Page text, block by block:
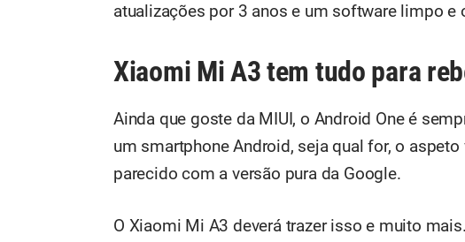
atualizações por 3 anos e um software limpo e
Xiaomi Mi A3 tem tudo para
Ainda que goste da MIUI, o Android One é
um smartphone Android, seja qual for, o
parecido com a versão pura da Google.
O Xiaomi Mi A3 deverá trazer isso e muito